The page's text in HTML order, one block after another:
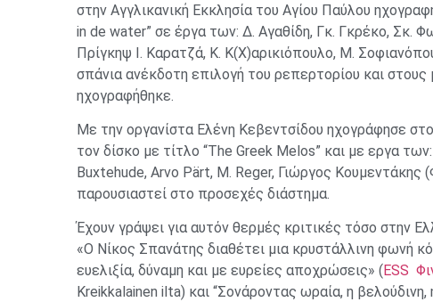
στην Αγγλικανική Εκκλησία του Αγίου Παύλου
in de water” σε έργα των: Δ. Αγαθίδη, Γκ. Γκρέκο, Σκ.
Πρίγκηψ Ι. Καρατζά, Κ. Κ(Χ)αρικιόπουλο, M.
σπάνια ανέκδοτη επιλογή του ρεπερτορίου και
ηχογραφήθηκε.
Με την οργανίστα Ελένη Κεβεντσίδου ηχογράφησε
τον δίσκο με τίτλο “The Greek Melos” και με εργα
Buxtehude, Arvo Pärt, M. Reger, Γιώργος Κουμεντάκης
παρουσιαστεί στο προσεχές διάστημα.
Έχουν γράψει για αυτόν θερμές κριτικές τόσο στην
«O Νίκος Σπανάτης διαθέτει μια κρυστάλλινη φωνή
ευελιξία, δύναμη και με ευρείες αποχρώσεις» ( ESS
Kreikkalainen ilta) και “Σονάροντας ωραία, η